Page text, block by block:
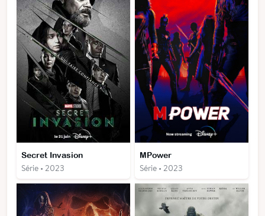
Secret Invasion
Série • 2023
MPower
Série • 2023